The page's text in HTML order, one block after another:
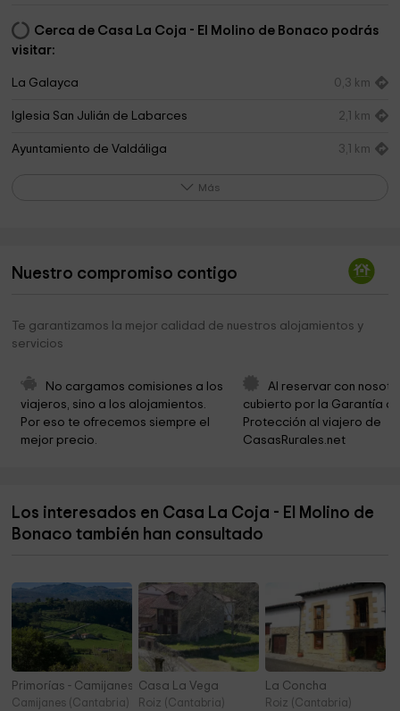
Cerca de Casa La Coja - El Molino de Bonaco podrás
visitar:
La Galayca 0,3 km
Iglesia San Julián de Labarces 2,1 km
Ayuntamiento de Valdáliga 3,1 km
Oyambre Natural Park 4,0 km
Iglesia de San Pedro Apóstol
Ermita de Santa Marina
Cabarceno
Av.Miramar Park 4,6 km
Parroquia Nuestra Señora De Los Ángeles 4,9 km
Más
Nuestro compromiso contigo
Te garantizamos la mejor calidad de nuestros alojamientos y
servicios
No cargamos comisiones a los
viajeros, sino a los alojamientos.
Por eso te ofrecemos siempre el
mejor precio.
Al reservar con
cubierto por la Garantía
Protección al viajero de
CasasRurales.net
Los interesados en Casa La Coja - El Molino de
Bonaco también han consultado
Primorías - Camijanes 1
Camijanes (Cantabria)
Casa La Vega
Roiz (Cantabria)
La Concha
Roiz (Cantabria)